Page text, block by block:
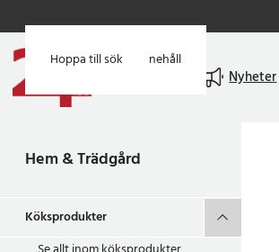
Hoppa till huvudinnehåll
Hoppa till sök
Nyheter
Hem & Trädgård
Köksprodukter